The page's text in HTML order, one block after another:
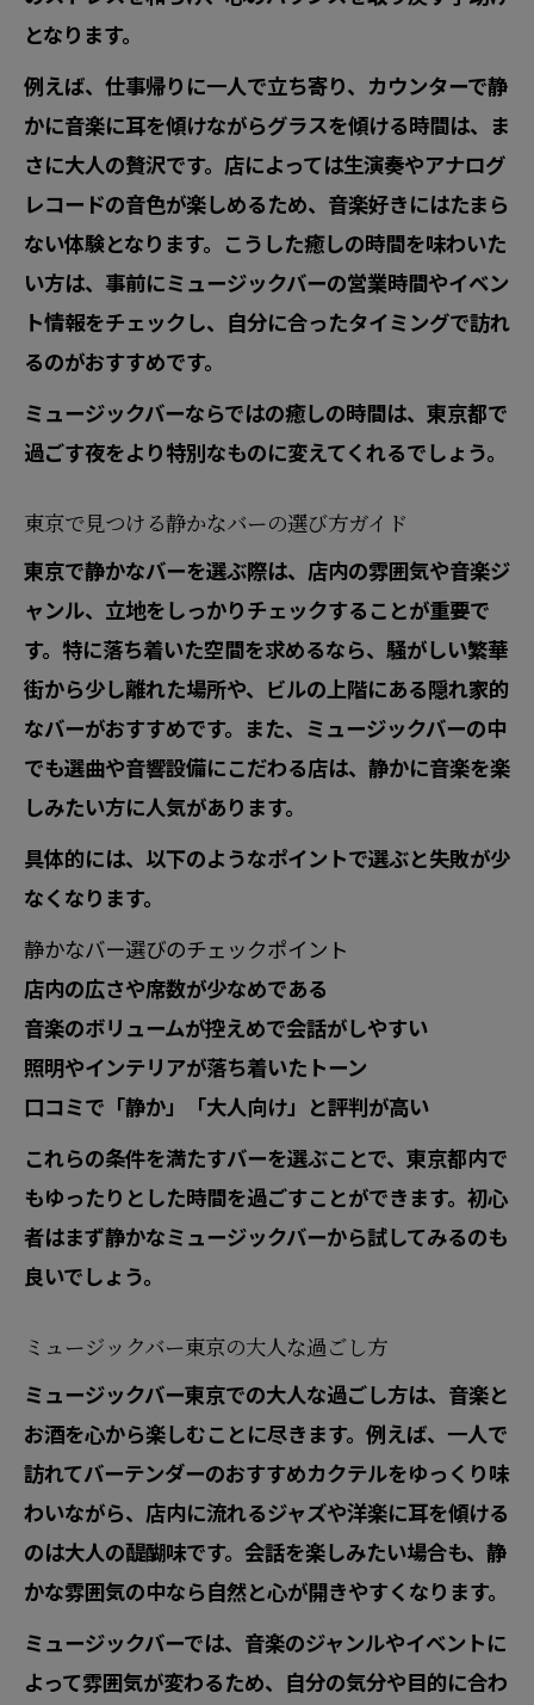
となります。
例えば、仕事帰りに一人で立ち寄り、カウンターで静
かに音楽に耳を傾けながらグラスを傾ける時間は、ま
さに大人の贅沢です。店によっては生演奏やアナログ
レコードの音色が楽しめるため、音楽好きにはたまら
ない体験となります。こうした癒しの時間を味わいた
い方は、事前にミュージックバーの営業時間やイベン
ト情報をチェックし、自分に合ったタイミングで訪れ
るのがおすすめです。
ミュージックバーならではの癒しの時間は、東京都で
過ごす夜をより特別なものに変えてくれるでしょう。
東京で見つける静かなバーの選び方ガイド
東京で静かなバーを選ぶ際は、店内の雰囲気や音楽ジ
ャンル、立地をしっかりチェックすることが重要で
す。特に落ち着いた空間を求めるなら、騒がしい繁華
街から少し離れた場所や、ビルの上階にある隠れ家的
なバーがおすすめです。また、ミュージックバーの中
でも選曲や音響設備にこだわる店は、静かに音楽を楽
しみたい方に人気があります。
具体的には、以下のようなポイントで選ぶと失敗が少
なくなります。
静かなバー選びのチェックポイント
店内の広さや席数が少なめである
音楽のボリュームが控えめで会話がしやすい
照明やインテリアが落ち着いたトーン
口コミで「静か」「大人向け」と評判が高い
これらの条件を満たすバーを選ぶことで、東京都内で
もゆったりとした時間を過ごすことができます。初心
者はまず静かなミュージックバーから試してみるのも
良いでしょう。
ミュージックバー東京の大人な過ごし方
ミュージックバー東京での大人な過ごし方は、音楽と
お酒を心から楽しむことに尽きます。例えば、一人で
訪れてバーテンダーのおすすめカクテルをゆっくり味
わいながら、店内に流れるジャズや洋楽に耳を傾ける
のは大人の醍醐味です。会話を楽しみたい場合も、静
かな雰囲気の中なら自然と心が開きやすくなります。
ミュージックバーでは、音楽のジャンルやイベントに
よって雰囲気が変わるため、自分の気分や目的に合わ